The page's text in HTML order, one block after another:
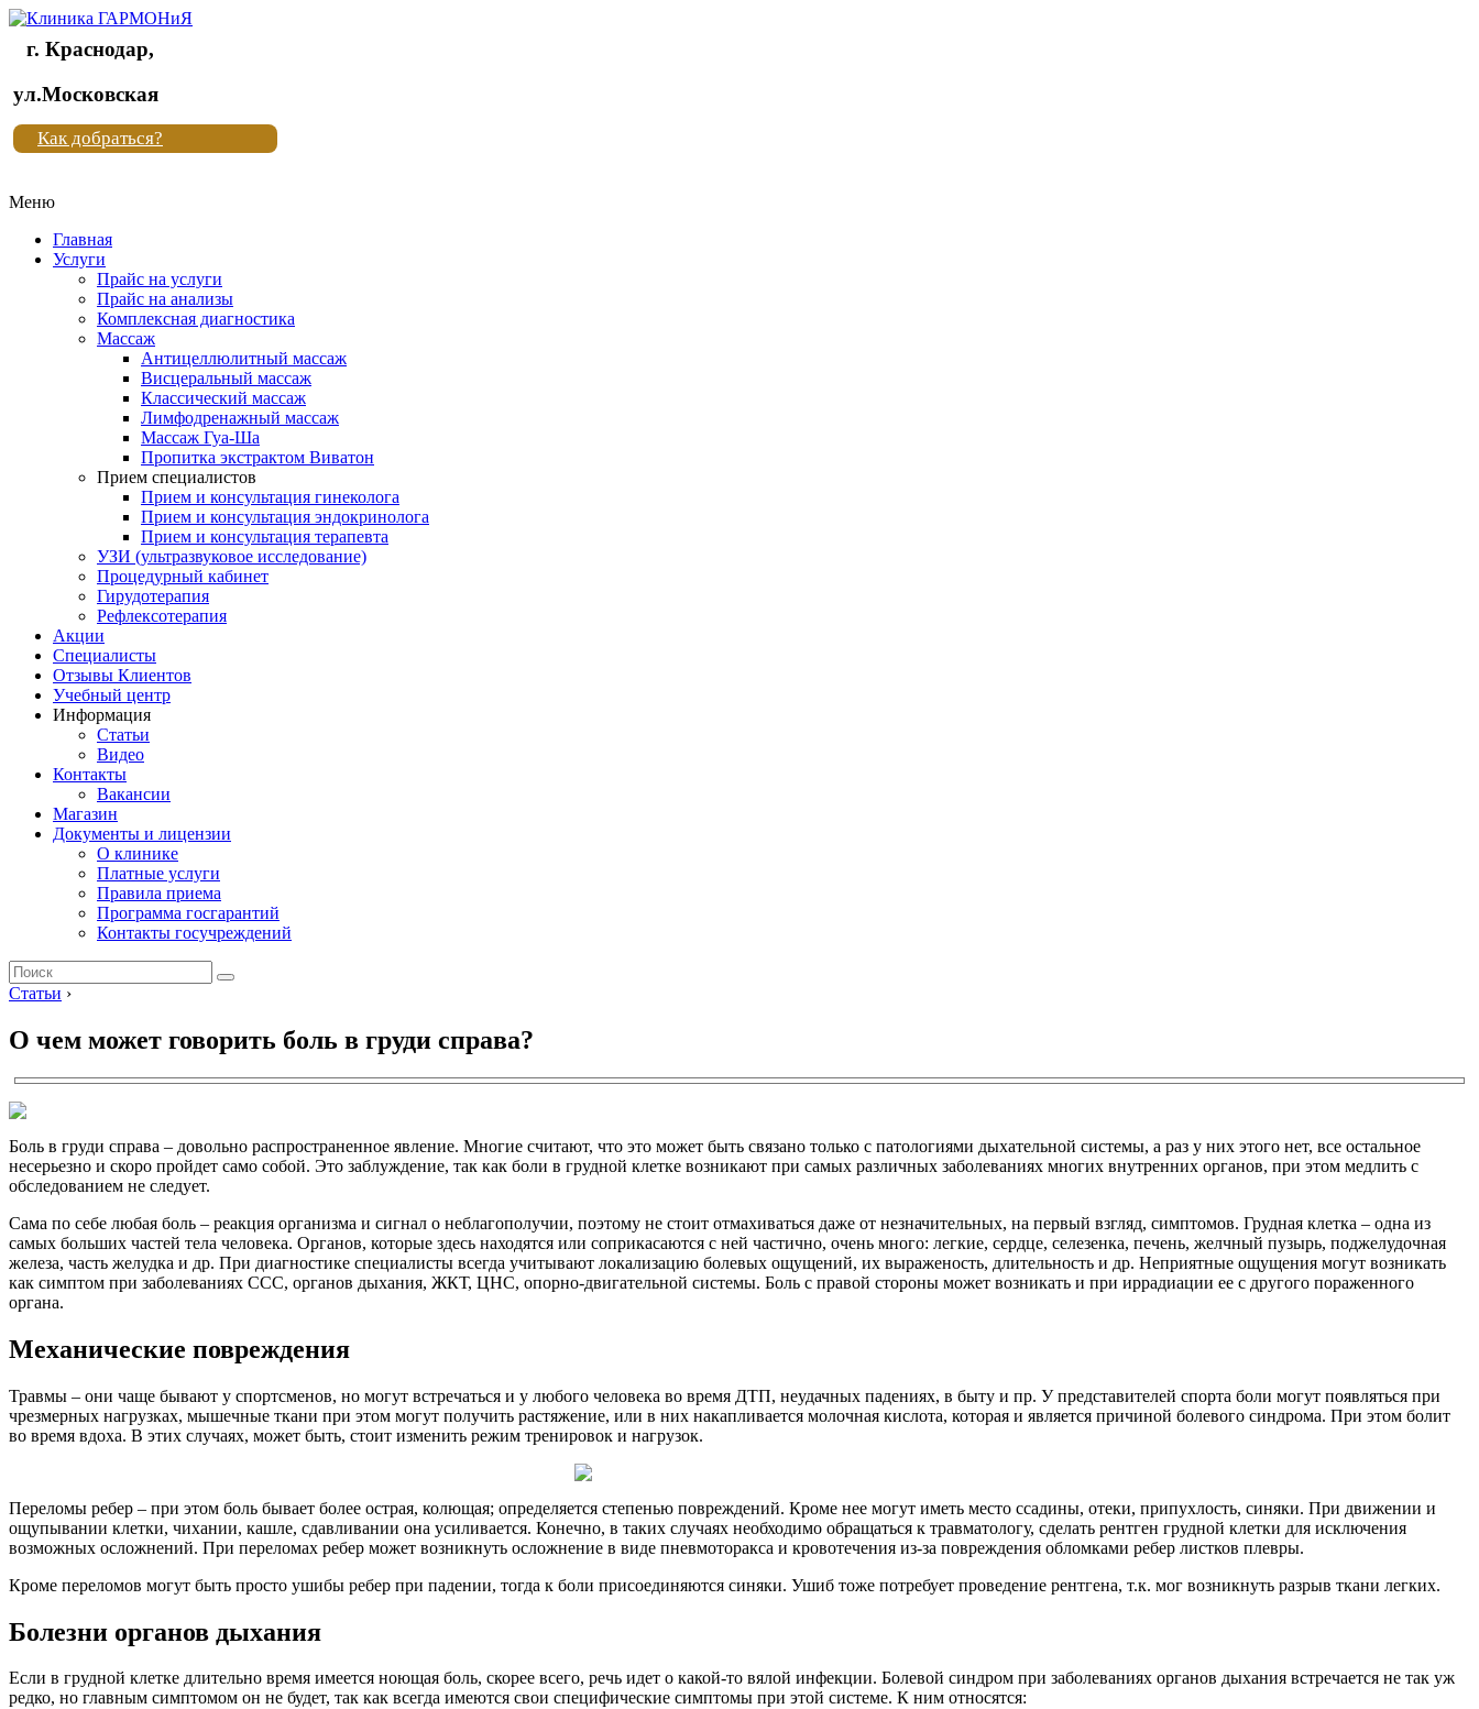
Клиника
"Новая
жизнь"
Клиника
жизнь"
г. Краснодар,
ул.Московская
Как добраться?
Меню
Главная
Услуги
Прайс на услуги
Прайс на анализы
Комплексная диагностика
Массаж
Антицеллюлитный массаж
Висцеральный массаж
Классический массаж
Лимфодренажный массаж
Массаж Гуа-Ша
Пропитка экстрактом Виватон
Прием специалистов
Прием и консультация гинеколога
Прием и консультация эндокринолога
Прием и консультация терапевта
УЗИ (ультразвуковое исследование)
Процедурный кабинет
Гирудотерапия
Рефлексотерапия
Акции
Специалисты
Отзывы Клиентов
Учебный центр
Информация
Статьи
Видео
Контакты
Вакансии
Магазин
Документы и лицензии
О клинике
Платные услуги
Правила приема
Программа госгарантий
Контакты госучреждений
Статьи ›
О чем может говорить боль в груди справа?
Боль в груди справа – довольно распространенное явление. Многие считают, что это может быть связано только с патологиями дыхательной системы, а раз у них этого нет, все остальное
несерьезно и скоро пройдет само собой. Это заблуждение, так как боли в грудной клетке возникают при самых различных заболеваниях многих внутренних органов, при этом медлить с
обследованием не следует.
Сама по себе любая боль – реакция организма и сигнал о неблагополучии, поэтому не стоит отмахиваться даже от незначительных, на первый взгляд, симптомов. Грудная клетка – одна из
самых больших частей тела человека. Органов, которые здесь находятся или соприкасаются с ней частично, очень много: легкие, сердце, селезенка, печень, желчный пузырь, поджелудочная
железа, часть желудка и др. При диагностике специалисты всегда учитывают локализацию болевых ощущений, их выраженость, длительность и др. Неприятные ощущения могут возникать
как симптом при заболеваниях ССС, органов дыхания, ЖКТ, ЦНС, опорно-двигательной системы. Боль с правой стороны может возникать и при иррадиации ее с другого пораженного
органа.
Механические повреждения
Травмы – они чаще бывают у спортсменов, но могут встречаться и у любого человека во время ДТП, неудачных падениях, в быту и пр. У представителей спорта боли могут появляться при
чрезмерных нагрузках, мышечные ткани при этом могут получить растяжение, или в них накапливается молочная кислота, которая и является причиной болевого синдрома. При этом болит
во время вдоха. В этих случаях, может быть, стоит изменить режим тренировок и нагрузок.
Переломы ребер – при этом боль бывает более острая, колющая; определяется степенью повреждений. Кроме нее могут иметь место ссадины, отеки, припухлость, синяки. При движении и
ощупывании клетки, чихании, кашле, сдавливании она усиливается. Конечно, в таких случаях необходимо обращаться к травматологу, сделать рентген грудной клетки для исключения
возможных осложнений. При переломах ребер может возникнуть осложнение в виде пневмоторакса и кровотечения из-за повреждения обломками ребер листков плевры.
Кроме переломов могут быть просто ушибы ребер при падении, тогда к боли присоединяются синяки. Ушиб тоже потребует проведение рентгена, т.к. мог возникнуть разрыв ткани легких.
Болезни органов дыхания
Если в грудной клетке длительно время имеется ноющая боль, скорее всего, речь идет о какой-то вялой инфекции. Болевой синдром при заболеваниях органов дыхания встречается не так уж
редко, но главным симптомом он не будет, так как всегда имеются свои специфические симптомы при этой системе. К ним относятся: